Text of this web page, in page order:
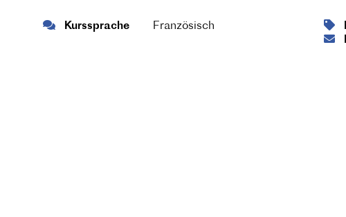
Kurssprache Französisch